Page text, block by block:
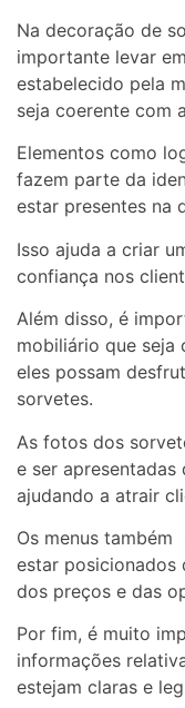
Na decoração de
importante levar
estabelecido pela
seja coerente com a
Elementos como
fazem parte da
estar presentes na
Isso ajuda a criar
confiança nos
Além disso, é
mobiliário que seja
eles possam
sorvetes.
As fotos dos
e ser
ajudando a atrair
Os menus também
estar posicionados
dos preços e das
Por fim, é muito
informações
estejam claras e